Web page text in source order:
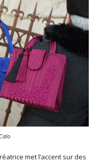
met l’accent sur des